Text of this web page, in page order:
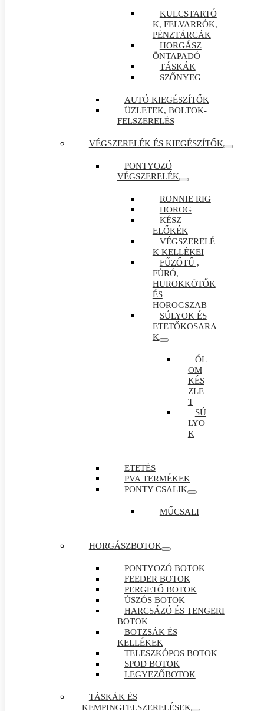
KULCSTARTÓ
K, FELVARRÓK,
PÉNZTÁRCÁK
HORGÁSZ
ÖNTAPADÓ
TÁSKÁK
SZŐNYEG
AUTÓ KIEGÉSZÍTŐK
ÜZLETEK, BOLTOK-
FELSZERELÉS
VÉGSZERELÉK ÉS KIEGÉSZÍTŐK
PONTYOZÓ
VÉGSZERELÉK
RONNIE RIG
HOROG
KÉSZ
ELŐKÉK
VÉGSZERELÉ
K KELLÉKEI
FŰZŐTŰ ,
FÚRÓ,
HUROKKÖTŐK
ÉS
HOROGSZAB
SÚLYOK ÉS
ETETŐKOSARA
K
ÓL
OM
KÉS
ZLE
T
SÚ
LYO
K
ETETÉS
PVA TERMÉKEK
PONTY CSALIK
MŰCSALI
HORGÁSZBOTOK
PONTYOZÓ BOTOK
FEEDER BOTOK
PERGETŐ BOTOK
ÚSZÓS BOTOK
HARCSÁZÓ ÉS TENGERI
BOTOK
BOTZSÁK ÉS
KELLÉKEK
TELESZKÓPOS BOTOK
SPOD BOTOK
LEGYEZŐBOTOK
TÁSKÁK ÉS
KEMPINGFELSZERELÉSEK